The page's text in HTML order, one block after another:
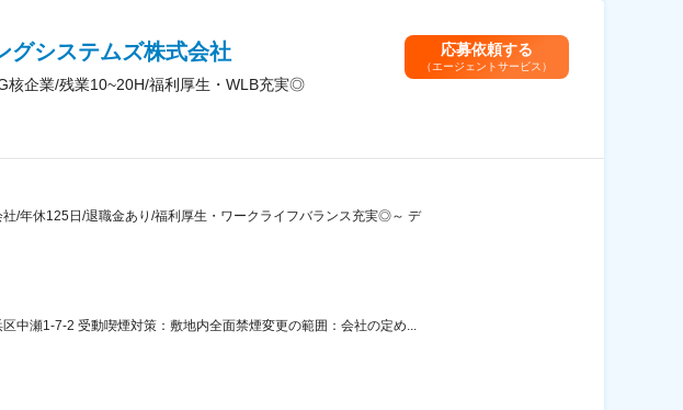
グシステムズ株式会社
核企業/残業10~20H/福利厚生・WLB充実◎
応募依頼する
（エージェントサービス）
/年休125日/退職金あり/福利厚生・ワークライフバランス充実◎～ デ
中瀬1-7-2 受動喫煙対策：敷地内全面禁煙変更の範囲：会社の定め...